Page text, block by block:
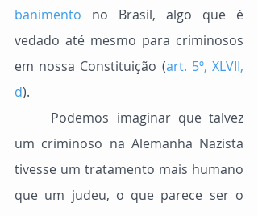
banimento no Brasil, algo que é
vedado até mesmo para criminosos
em nossa Constituição (art. 5º, XLVII,
d).
um criminoso na Alemanha Nazista
tivesse um tratamento mais humano
que um judeu, o que parece ser o